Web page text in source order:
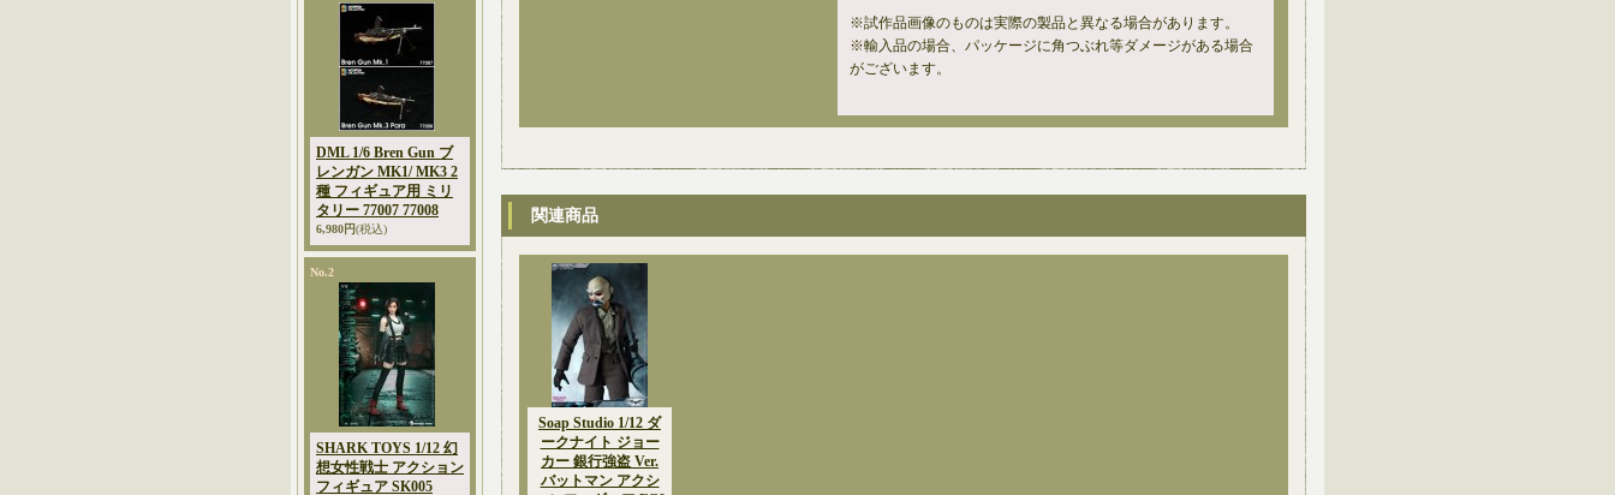
DML 1/6 Bren Gun ブ
レンガン MK1/ MK3 2
種 フィギュア用 ミリ
タリー 77007 77008
6,980円(税込)
No.2
SHARK TOYS 1/12 幻
想女性戦士 アクション
フィギュア SK005
※試作品画像のものは実際の製品と異なる場合があります。
※輸入品の場合、パッケージに角つぶれ等ダメージがある場合
がございます。
関連商品
Soap Studio 1/12 ダ
ークナイト ジョー
カー 銀行強盗 Ver.
バットマン アクシ